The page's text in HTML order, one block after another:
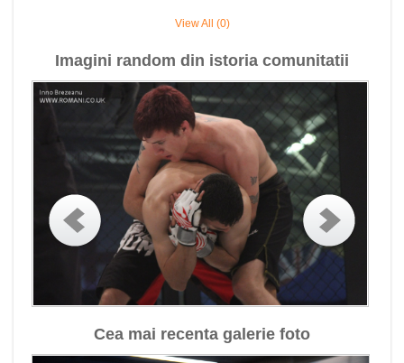
View All (0)
Imagini random din istoria comunitatii
Cea mai recenta galerie foto